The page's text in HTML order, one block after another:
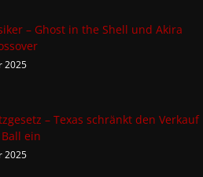
– Ghost in the Shell und Akira
2025
– Texas schränkt den Verkauf
ein
2025